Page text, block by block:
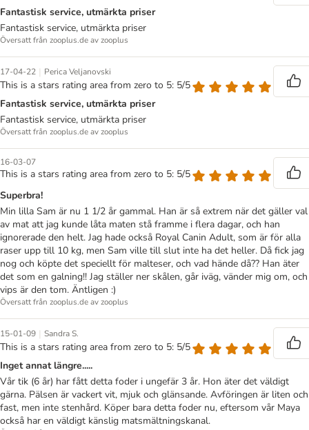
Fantastisk service, utmärkta priser
Fantastisk service, utmärkta priser
Översatt från zooplus.de av zooplus
17-04-22 | Perica Veljanovski
This is a stars rating area from zero to 5: 5/5
Fantastisk service, utmärkta priser
Fantastisk service, utmärkta priser
Översatt från zooplus.de av zooplus
16-03-07
This is a stars rating area from zero to 5: 5/5
Superbra!
Min lilla Sam är nu 1 1/2 år gammal. Han är så extrem när det gäller val
av mat att jag kunde låta maten stå framme i flera dagar, och han
ignorerade den helt. Jag hade också Royal Canin Adult, som är för alla
raser upp till 10 kg, men Sam ville till slut inte ha det heller. Då fick jag
nog och köpte det speciellt för malteser, och vad hände då?? Han äter
det som en galning!! Jag ställer ner skålen, går iväg, vänder mig om, och
vips är den tom. Äntligen :)
Översatt från zooplus.de av zooplus
15-01-09 | Sandra S.
This is a stars rating area from zero to 5: 5/5
Inget annat längre.....
Vår tik (6 år) har fått detta foder i ungefär 3 år. Hon äter det väldigt
gärna. Pälsen är vackert vit, mjuk och glänsande. Avföringen är liten och
fast, men inte stenhård. Köper bara detta foder nu, eftersom vår Maya
också har en väldigt känslig matsmältningskanal.